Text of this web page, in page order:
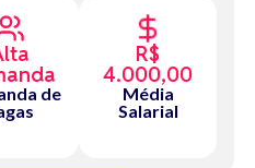
de
R$
4.000,00
Média
Salarial